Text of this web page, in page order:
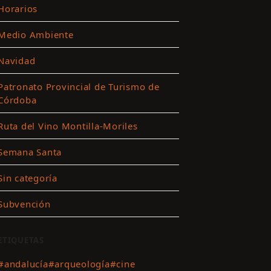
Ambiente
Provincial de Turismo de
del Vino Montilla-Moriles
Santa
categoría
#arqueología#cine